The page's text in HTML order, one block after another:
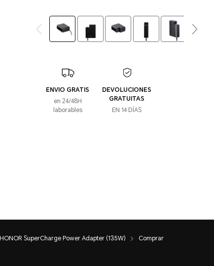
ENVIO GRATIS
en 24/48H
laborables
DEVOLUCIONES
GRATUITAS
EN 14 DÍAS
HONOR SuperCharge Power Adapter (135W) Comprar